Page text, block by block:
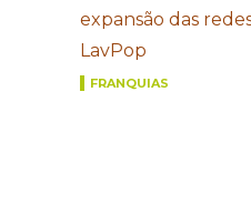
expansão das
LavPop
FRANQUIAS